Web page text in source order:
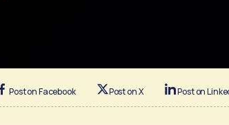
Post on Facebook Post on X Post on